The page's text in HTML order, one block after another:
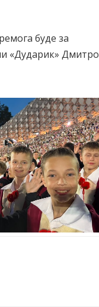
буде за
«Дударик» Дмитро